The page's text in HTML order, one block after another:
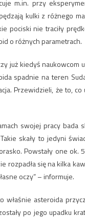
m.in. przy
kulki z różnego
pociski nie traciły
o różnych parametrach.
już kiedyś naukowcom
spadnie na teren
Przewidzieli, że to,
swojej pracy bada
skały to jedyni
Powstały one ok.
rozpadła się na kilka
oczy” – informuje.
właśnie asteroida
po jego upadku